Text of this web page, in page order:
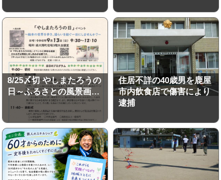
8/25〆切 やしまたろうの
日～ふるさとの風景画…
住居不詳の40歳男を鹿屋
市内飲食店で傷害により
逮捕